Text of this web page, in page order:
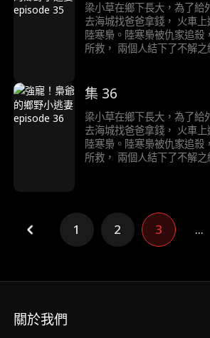
梁小草在鄉下長大，為了給
去海城找爸爸拿錢， 火車
陸寒梟。陸寒梟被仇家追殺
所救， 兩個人結下了不解
集 36
梁小草在鄉下長大，為了給
去海城找爸爸拿錢， 火車
陸寒梟。陸寒梟被仇家追殺
所救， 兩個人結下了不解
1 2 3 ...
關於我們